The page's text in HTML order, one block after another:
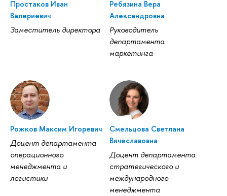
Простаков Иван
Валериевич
Заместитель директора
Ребязина Вера
Александровна
Руководитель
департамента
маркетинга
Рожков Максим Игоревич
Доцент департамента
операционного
менеджмента и
логистики
Смельцова Светлана
Вячеславовна
Доцент департамента
стратегического и
международного
менеджмента